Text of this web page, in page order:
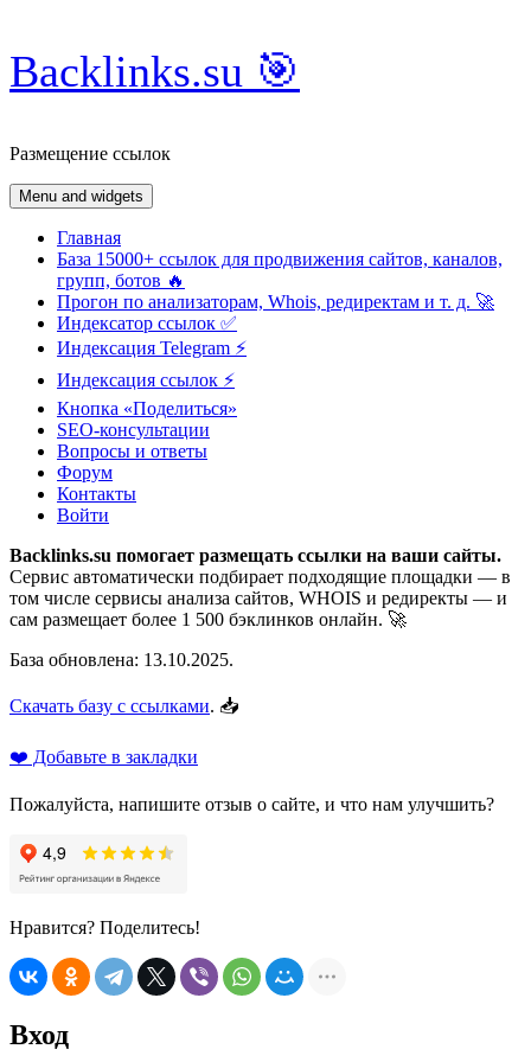
Skip
to
content
Backlinks.su 🎯
Размещение ссылок
Menu and widgets
Главная
База 15000+ ссылок для продвижения сайтов, каналов,
групп, ботов 🔥
Прогон по анализаторам, Whois, редиректам и т. д. 🚀
Индексатор ссылок ✅
Индексация Telegram ⚡️
Индексация ссылок ⚡️
Кнопка «Поделиться»
SEO-консультации
Вопросы и ответы
Форум
Контакты
Войти
Backlinks.su помогает размещать ссылки на ваши сайты.
Сервис автоматически подбирает подходящие площадки — в
том числе сервисы анализа сайтов, WHOIS и редиректы — и
сам размещает более 1 500 бэклинков онлайн. 🚀
База обновлена: 13.10.2025.
Скачать базу с ссылками. 📥
❤️ Добавьте в закладки
Пожалуйста, напишите отзыв о сайте, и что нам улучшить?
Нравится? Поделитесь!
Вход